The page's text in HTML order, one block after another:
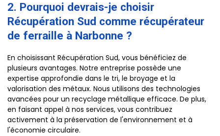
2. Pourquoi devrais-je choisir
Récupération Sud comme récupérateur
de ferraille à Narbonne ?
En choisissant Récupération Sud, vous bénéficiez de
plusieurs avantages. Notre entreprise possède une
expertise approfondie dans le tri, le broyage et la
valorisation des métaux. Nous utilisons des technologies
avancées pour un recyclage métallique efficace. De plus,
en faisant appel à nos services, vous contribuez
activement à la préservation de l'environnement et à
l'économie circulaire.